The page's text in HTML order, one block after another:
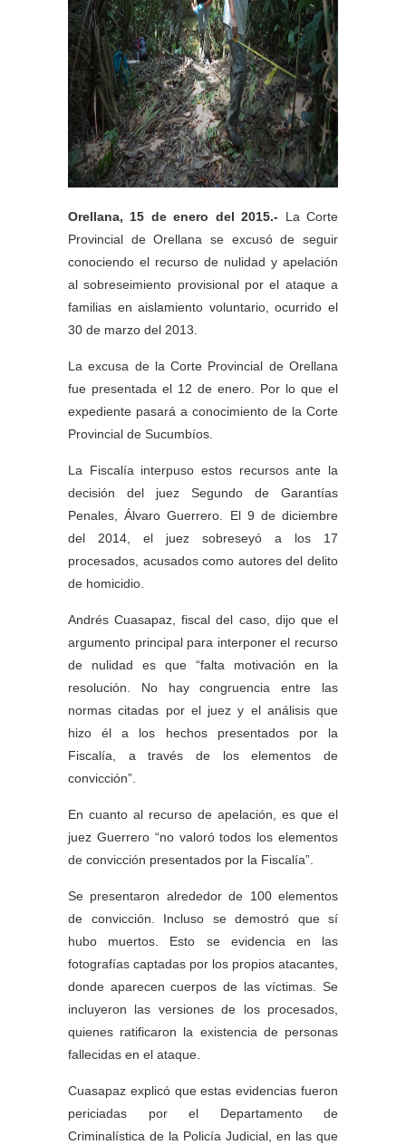
Orellana, 15 de enero del 2015.- La Corte
Provincial de Orellana se excusó de seguir
conociendo el recurso de nulidad y apelación
al sobreseimiento provisional por el ataque a
familias en aislamiento voluntario, ocurrido el
30 de marzo del 2013.
La excusa de la Corte Provincial de Orellana
fue presentada el 12 de enero. Por lo que el
expediente pasará a conocimiento de la Corte
Provincial de Sucumbíos.
La Fiscalía interpuso estos recursos ante la
decisión del juez Segundo de Garantías
Penales, Álvaro Guerrero. El 9 de diciembre
del 2014, el juez sobreseyó a los 17
procesados, acusados como autores del delito
de homicidio.
Andrés Cuasapaz, fiscal del caso, dijo que el
argumento principal para interponer el recurso
de nulidad es que “falta motivación en la
resolución. No hay congruencia entre las
normas citadas por el juez y el análisis que
hizo él a los hechos presentados por la
Fiscalía, a través de los elementos de
convicción”.
En cuanto al recurso de apelación, es que el
juez Guerrero “no valoró todos los elementos
de convicción presentados por la Fiscalía”.
Se presentaron alrededor de 100 elementos
de convicción. Incluso se demostró que sí
hubo muertos. Esto se evidencia en las
fotografías captadas por los propios atacantes,
donde aparecen cuerpos de las víctimas. Se
incluyeron las versiones de los procesados,
quienes ratificaron la existencia de personas
fallecidas en el ataque.
Cuasapaz explicó que estas evidencias fueron
periciadas por el Departamento de
Criminalística de la Policía Judicial, en las que